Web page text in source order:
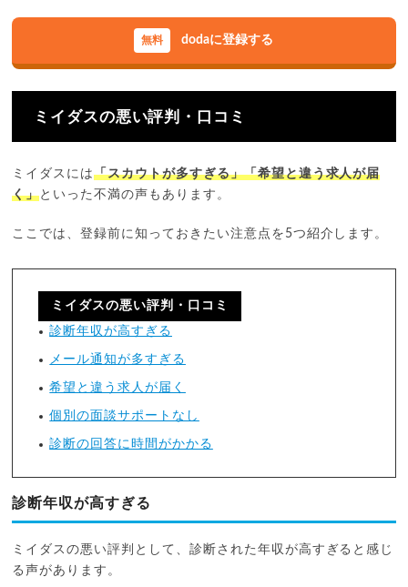
dodaに登録する
ミイダスの悪い評判・口コミ
ミイダスには「スカウトが多すぎる」「希望と違う求人が届
く」といった不満の声もあります。
ここでは、登録前に知っておきたい注意点を5つ紹介します。
ミイダスの悪い評判・口コミ
診断年収が高すぎる
メール通知が多すぎる
希望と違う求人が届く
個別の面談サポートなし
診断の回答に時間がかかる
診断年収が高すぎる
ミイダスの悪い評判として、診断された年収が高すぎると感じ
る声があります。